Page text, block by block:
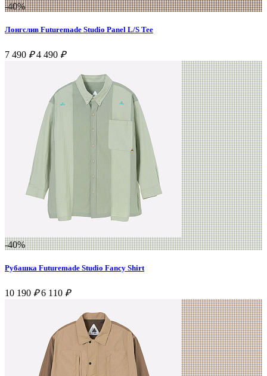
-40%
Лонгслив Futuremade Studio Panel L/S Tee
7 490 ₽ 4 490 ₽
-40%
Рубашка Futuremade Studio Fancy Shirt
10 190 ₽ 6 110 ₽